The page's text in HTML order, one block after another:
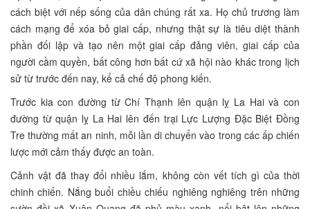
cách biệt với nếp sống của dân chúng rất xa. Họ chủ trương làm
cách mạng để xóa bỏ giai cấp, nhưng thật sự là tiêu diệt thành
phần đối lập và tạo nên một giai cấp đảng viên, giai cấp của
người cầm quyền, bất công hơn bất cứ xã hội nào khác trong lịch
sử từ trước đến nay, kể cả chế độ phong kiến.
Trước kia con đường từ Chí Thạnh lên quận lỵ La Hai và con
đường từ quận lỵ La Hai lên đến trại Lực Lượng Đặc Biệt Đồng
Tre thường mất an ninh, mỗi lần di chuyển vào trong các ấp chiến
lược mới cảm thấy được an toàn.
Cảnh vật đã thay đổi nhiều lắm, không còn vết tích gì của thời
chinh chiến. Nắng buổi chiều chiếu nghiêng nghiêng trên những